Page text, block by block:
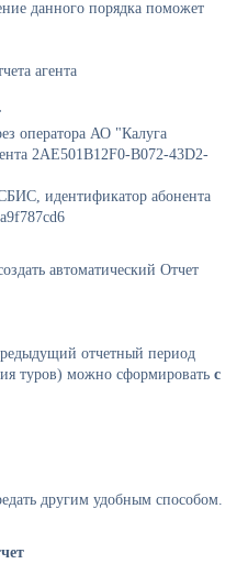
данного порядка поможет
агента
оператора АО "Калуга
2AE501B12F0-B072-43D2-
идентификатор абонента
автоматический Отчет
отчетный период
туров) можно сформировать с
другим удобным способом.